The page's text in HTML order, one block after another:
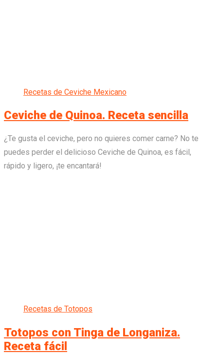
Recetas de Ceviche Mexicano
Ceviche de Quinoa. Receta sencilla
¿Te gusta el ceviche, pero no quieres comer carne? No te
puedes perder el delicioso Ceviche de Quinoa, es fácil,
rápido y ligero, ¡te encantará!
Recetas de Totopos
Totopos con Tinga de Longaniza.
Receta fácil